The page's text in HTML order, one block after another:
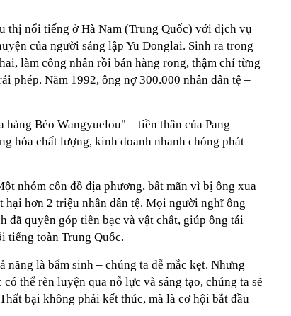
thị nổi tiếng ở Hà Nam (Trung Quốc) với dịch vụ
của người sáng lập Yu Donglai. Sinh ra trong
làm công nhân rồi bán hàng rong, thậm chí từng
phép. Năm 1992, ông nợ 300.000 nhân dân tệ –
Béo Wangyuelou" – tiền thân của Pang
hóa chất lượng, kinh doanh nhanh chóng phát
nhóm côn đồ địa phương, bất mãn vì bị ông xua
hại hơn 2 triệu nhân dân tệ. Mọi người nghĩ ông
đã quyên góp tiền bạc và vật chất, giúp ông tái
tiếng toàn Trung Quốc.
là bẩm sinh – chúng ta dễ mắc kẹt. Nhưng
thể rèn luyện qua nỗ lực và sáng tạo, chúng ta sẽ
bại không phải kết thúc, mà là cơ hội bắt đầu